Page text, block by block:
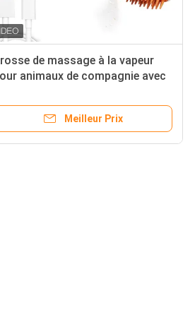
de massage à la vapeur
animaux de compagnie avec
confortable
Meilleur Prix